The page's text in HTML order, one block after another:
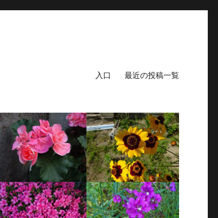
入口 最近の投稿一覧